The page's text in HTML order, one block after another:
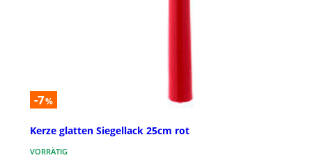
-7%
Kerze glatten Siegellack 25cm rot
VORRÄTIG